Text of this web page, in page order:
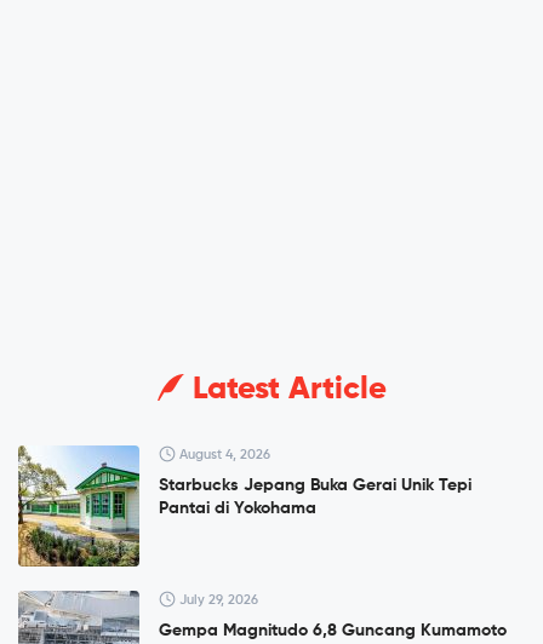
Latest Article
August 4, 2026
Starbucks Jepang Buka Gerai Unik Tepi
Pantai di Yokohama
July 29, 2026
Gempa Magnitudo 6,8 Guncang Kumamoto